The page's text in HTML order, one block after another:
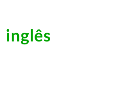
inglês